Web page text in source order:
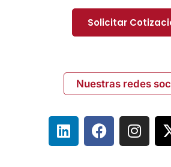
Solicitar
Nuestras redes